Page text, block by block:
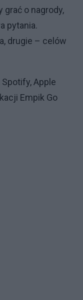
grać o nagrody,
pytania.
drugie – celów
Apple
Empik Go